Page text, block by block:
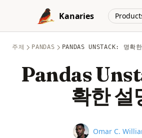
Skip to content
Kanaries
주제 PANDAS PANDAS UNSTACK: 명확
Pandas
확한 설
Name
Omar C.